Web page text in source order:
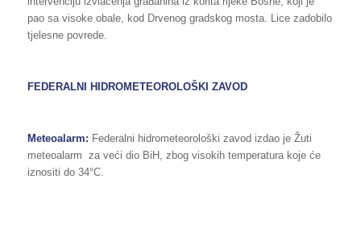
pao sa visoke obale, kod Drvenog gradskog mosta. Lice zadobilo
tjelesne povrede.
FEDERALNI HIDROMETEOROLOŠKI ZAVOD
Meteoalarm: Federalni hidrometeorološki zavod izdao je Žuti
meteoalarm za veći dio BiH, zbog visokih temperatura koje će
iznositi do 34°C.